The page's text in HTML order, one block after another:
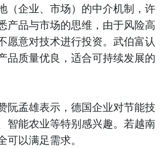
（企业、市场）的中介机制，许
产品与市场的思维，由于风险高
愿意对技术进行投资。武伯富认
品质量优良，适合可持续发展的
阮孟雄表示，德国企业对节能技
智能农业等特别感兴趣。若越南
以满足需求。